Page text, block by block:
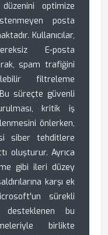
optimize
posta
Kullanıcılar,
E-posta
spam trafiğini
filtreleme
süreçte güvenli
kritik iş
önlerken,
siber tehditlere
oluşturur. Ayrıca
gibi ileri düzey
karşı ek
sürekli
desteklenen bu
birlikte